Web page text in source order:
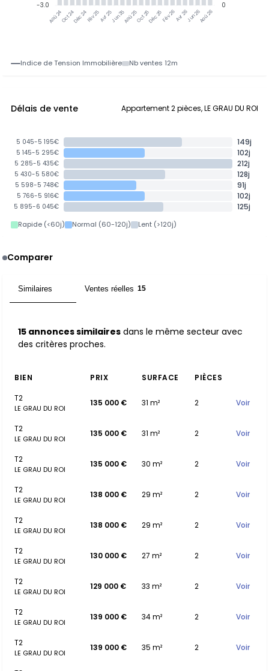
Aoû 24Oct 24Déc 24Fév 25Avr 25Jun 25Aoû 25Oct 25Déc 25Fév 26Avr 26Jun 26Aoû 26
0
-3.0
Indice de Tension Immobilière Nb ventes 12m
Délais de vente Appartement 2 pièces, LE GRAU DU ROI
5 045-5 195€ 149j
5 145-5 295€ 102j
5 285-5 435€ 212j
5 430-5 580€ 128j
5 598-5 748€ 91j
5 766-5 916€ 102j
5 895-6 045€ 125j
Rapide (<60j) Normal (60-120j) Lent (>120j)
Comparer
Similaires Ventes réelles 15
15 annonces similaires dans le même secteur avec
des critères proches.
BIEN PRIX SURFACE
PIÈCES
T2
LE GRAU DU ROI
135 000 € 31 m² 2 Voir
T2
LE GRAU DU ROI
135 000 € 31 m² 2 Voir
T2
LE GRAU DU ROI
135 000 € 30 m² 2 Voir
T2
LE GRAU DU ROI
138 000 € 29 m² 2 Voir
T2
LE GRAU DU ROI
138 000 € 29 m² 2 Voir
T2
LE GRAU DU ROI
130 000 € 27 m² 2 Voir
T2
LE GRAU DU ROI
129 000 € 33 m² 2 Voir
T2
LE GRAU DU ROI
139 000 € 34 m² 2 Voir
T2
LE GRAU DU ROI
139 000 € 35 m² 2 Voir